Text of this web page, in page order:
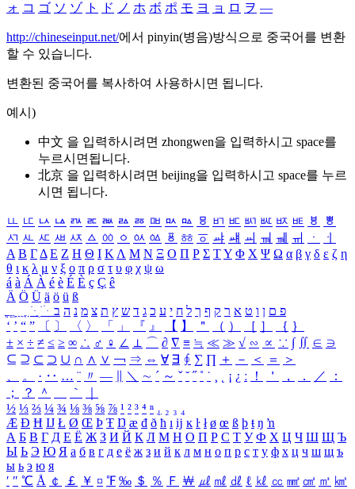
ォ コ ゴ ソ ゾ ト ド ノ ホ ボ ポ モ ヨ ョ ロ ヲ ―
http://chineseinput.net/에서 pinyin(병음)방식으로 중국어를 변환
할 수 있습니다.
변환된 중국어를 복사하여 사용하시면 됩니다.
예시)
中文 을 입력하시려면 zhongwen을 입력하시고 space를
누르시면됩니다.
北京 을 입력하시려면 beijing을 입력하시고 space를 누르
시면 됩니다.
ㅥ ㅦ ㅧ ㅨ ㅩ ㅪ ㅫ ㅬ ㅭ ㅮ ㅯ ㅰ ㅱ ㅲ ㅳ ㅴ ㅵ ㅶ ㅷ ㅸ
ㅹ
ㅺ ㅻ ㅼ ㅽ ㅾ ㅿ ㆀ ㆁ ㆂ ㆃ ㆄ ㆅ ㆆ ㆇ ㆈ ㆉ ㆊ ㆋ ㆌ ㆍ
ㆎ
Α Β ΓΔ Ε Ζ Η Θ Ι ΚΛ Μ Ν Ξ Ο Π Ρ Σ ΤΥ Φ Χ Ψ Ω α β γ δ ε ζ η
θ ι κ λ μ ν ξ ο π ρ σ τ υ φ χ ψ ω
á à Á À é è É È ç Ç ê
Ä Ö Ü ä ö ü ß
ִֶֹ ֻּ ׁׂ פ ם ן ו ט א ר ק ף ך ל ח י ע כ ג ד ש ץ ת צ מ נ ה ב
‘ ’ “ ” 〔 〕 〈 〉 「 」 『 』 【 】 ＂ （ ） ［ ］ ｛ ｝
± × ÷ ≠ ≤ ≥ ∞ ∴ ♂ ♀ ∠ ⊥ ⌒ ∂ ∇ ≡ ≒ ≪ ≫ √ ∽ ∝ ∵ ∫ ∬ ∈ ∋
⊆ ⊇ ⊂ ⊃ ∪ ∩ ∧ ∨ ￢ ⇒ ⇔ ∀ ∃ ∮ ∑ ∏ ＋ － ＜ ＝
＞
、
。 · ‥ … ¨ 〃 ― ＼ ∼ ´ ～ ˇ ˘ ˝ ˚ ˙ ¸ ¡ ¿ ː ！ ＇ ， ． ／
：
；
？ ＾ ｀
½ ⅓ ⅔ ¼ ¾ ⅛ ⅜ ⅝ ⅞ ¹ ² ³ ⁴ ⁿ ₁ ₂ ₃ ₄
Æ Ð Ħ Ĳ Ł Ø Œ Þ Ŧ Ŋ æ đ ð ħ ı ĳ ĸ ŀ ł ø œ ß þ ŧ ŋ ŉ
А Б В Г Д Е Ё Ж З И Й К Л М Н О П Р С Т У Ф Х Ц Ч Ш Щ Ъ
Ы Ь Э Ю Я а б в г д е ё ж з и й к л м н о п р с т у ф х ц ч ш щ ъ
ы ь э ю я
′ ″ ℃ Å ￠ ￡ ￥ ¤ ℉ ‰ ＄ ％ Ｆ ￦ ㎕ ㎖ ㎗ ℓ ㎘ ㏄ ㎣ ㎤ ㎥ ㎦